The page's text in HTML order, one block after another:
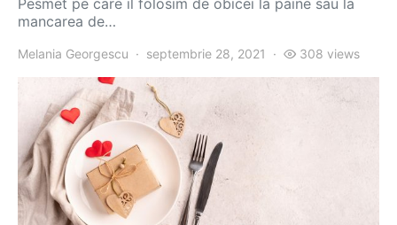
Pesmet pe care il folosim de obicei la paine sau la
mancarea de…
Melania Georgescu septembrie 28, 2021 308 views